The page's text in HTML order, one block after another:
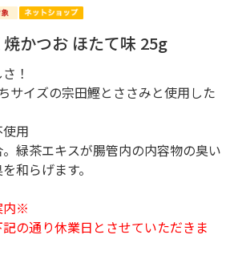
かつお ほたて味 25g
！
サイズの宗田鰹とささみと使用した
用
。緑茶エキスが腸管内の内容物の臭い
和らげます。
内※
の通り休業日とさせていただきま